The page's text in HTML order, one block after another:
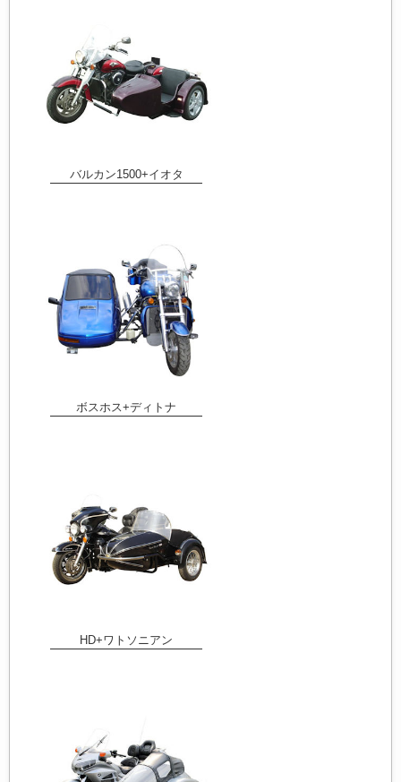
バルカン1500+イオタ
ボスホス+ディトナ
HD+ワトソニアン